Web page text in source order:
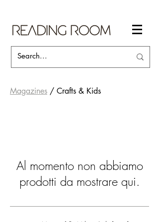
Magazines / Crafts & Kids
Al momento non abbiamo
prodotti da mostrare qui.